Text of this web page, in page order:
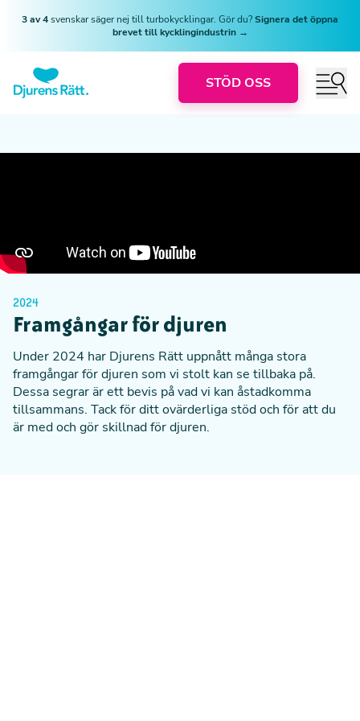
3 av 4svenskar säger nej till turbokycklingar. Gör du?Signera det öppna
brevet till kycklingindustrin →
STÖD OSS
2024
Framgångar för djuren
Under 2024 har Djurens Rätt uppnått många stora
framgångar för djuren som vi stolt kan se tillbaka på.
Dessa segrar är ett bevis på vad vi kan åstadkomma
tillsammans. Tack för ditt ovärderliga stöd och för att du
är med och gör skillnad för djuren.